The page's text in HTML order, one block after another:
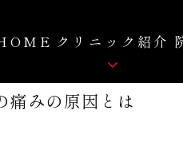
クリニック紹介
痛みの原因とは